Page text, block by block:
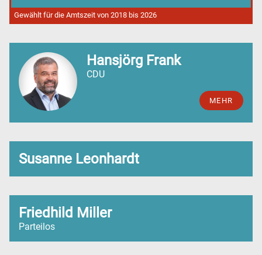
Gewählt für die Amtszeit von 2018 bis 2026
Hansjörg Frank
CDU
MEHR
Susanne Leonhardt
Friedhild Miller
Parteilos